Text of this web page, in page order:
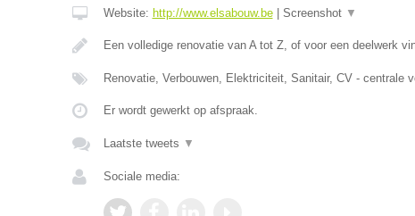
Website: http://www.elsabouw.be| Screenshot ▼
Een volledige renovatie van A tot Z, of voor een deelwerk
Renovatie, Verbouwen, Elektriciteit, Sanitair, CV - centrale
Er wordt gewerkt op afspraak.
Laatste tweets ▼
Sociale media: